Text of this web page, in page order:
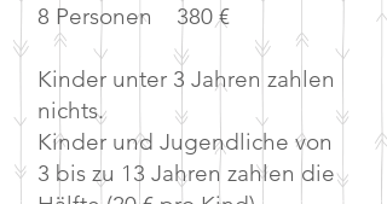
8 Personen 380 €
​Kinder unter 3 Jahren zahlen
nichts.
Kinder und Jugendliche von
3 bis zu 13 Jahren zahlen die